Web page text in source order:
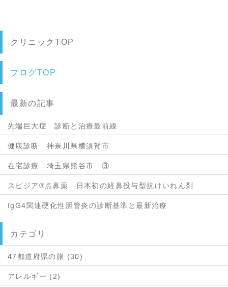
クリニックTOP
ブログTOP
最新の記事
先端巨大症 診断と治療最前線
健康診断 神奈川県横須賀市
在宅診療 埼玉県熊谷市 ③
スピジア®点鼻薬 日本初の経鼻投与型抗けいれん剤
IgG4関連硬化性胆管炎の診断基準と最新治療
カテゴリ
47都道府県の旅 (30)
アレルギー (2)